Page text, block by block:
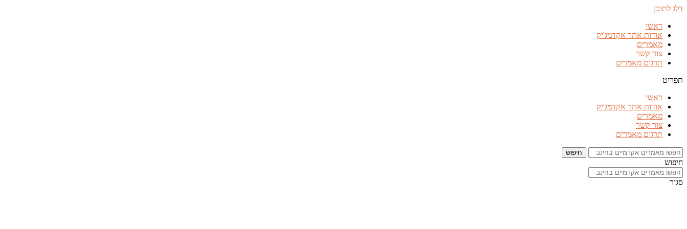
דלג לתוכן
ראשי
אודות אתר אקדמג'יק
מאמרים
צור קשר
תרגום מאמרים
תפריט
ראשי
אודות אתר אקדמג'יק
מאמרים
צור קשר
תרגום מאמרים
חיפוש
חיפוש
סגור